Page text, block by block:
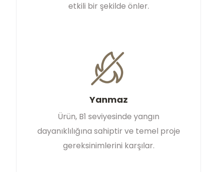
etkili bir şekilde önler.
Yanmaz
Ürün, B1 seviyesinde yangın
dayanıklılığına sahiptir ve temel proje
gereksinimlerini karşılar.